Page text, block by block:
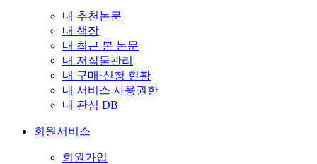
내 추천논문
내 책장
내 최근 본 논문
내 저작물관리
내 구매·신청 현황
내 서비스 사용권한
내 관심 DB
회원서비스
회원가입